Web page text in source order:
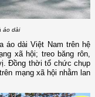
áo dài
áo dài Việt Nam trên hệ
xã hội; treo băng rôn,
Đồng thời tổ chức chụp
mạng xã hội nhằm lan